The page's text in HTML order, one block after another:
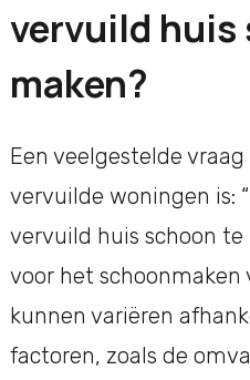
vervuild huis
maken?
Een veelgestelde
vervuilde woningen is:
vervuild huis schoon te
voor het schoonmaken
kunnen variëren
factoren, zoals de